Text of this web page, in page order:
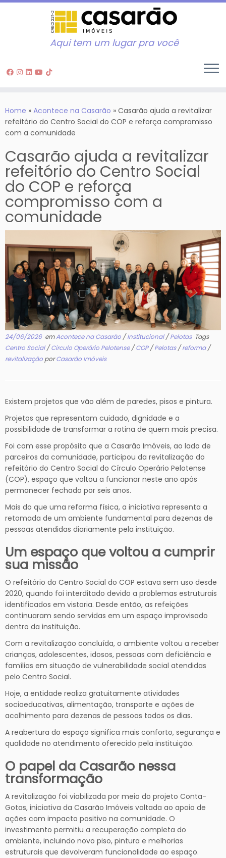
to
content
Aqui tem um lugar pra você
Home » Acontece na Casarão » Casarão ajuda a revitalizar
refeitório do Centro Social do COP e reforça compromisso
com a comunidade
Casarão ajuda a revitalizar
refeitório do Centro Social
do COP e reforça
compromisso com a
comunidade
24/06/2026 emAcontece na Casarão /Institucional/Pelotas Tags
Centro Social/Circulo Operário Pelotense/COP/Pelotas/reforma/
revitalização porCasarão Imóveis
Existem projetos que vão além de paredes, pisos e pintura.
Projetos que representam cuidado, dignidade e a
possibilidade de transformar a rotina de quem mais precisa.
Foi com esse propósito que a Casarão Imóveis, ao lado de
parceiros da comunidade, participou da revitalização do
refeitório do Centro Social do Círculo Operário Pelotense
(COP), espaço que voltou a funcionar neste ano após
permanecer fechado por seis anos.
Mais do que uma reforma física, a iniciativa representa a
retomada de um ambiente fundamental para dezenas de
pessoas atendidas diariamente pela instituição.
Um espaço que voltou a cumprir
sua missão
O refeitório do Centro Social do COP estava sem uso desde
2020, quando foi interditado devido a problemas estruturais
identificados em vistoria. Desde então, as refeições
continuaram sendo servidas em um espaço improvisado
dentro da instituição.
Com a revitalização concluída, o ambiente voltou a receber
crianças, adolescentes, idosos, pessoas com deficiência e
famílias em situação de vulnerabilidade social atendidas
pelo Centro Social.
Hoje, a entidade realiza gratuitamente atividades
socioeducativas, alimentação, transporte e ações de
acolhimento para dezenas de pessoas todos os dias.
A reabertura do espaço significa mais conforto, segurança e
qualidade no atendimento oferecido pela instituição.
O papel da Casarão nessa
transformação
A revitalização foi viabilizada por meio do projeto Conta-
Gotas, iniciativa da Casarão Imóveis voltada ao apoio de
ações com impacto positivo na comunidade. O
investimento permitiu a recuperação completa do
ambiente, incluindo novo piso, pintura e melhorias
estruturais que devolveram funcionalidade ao espaço.